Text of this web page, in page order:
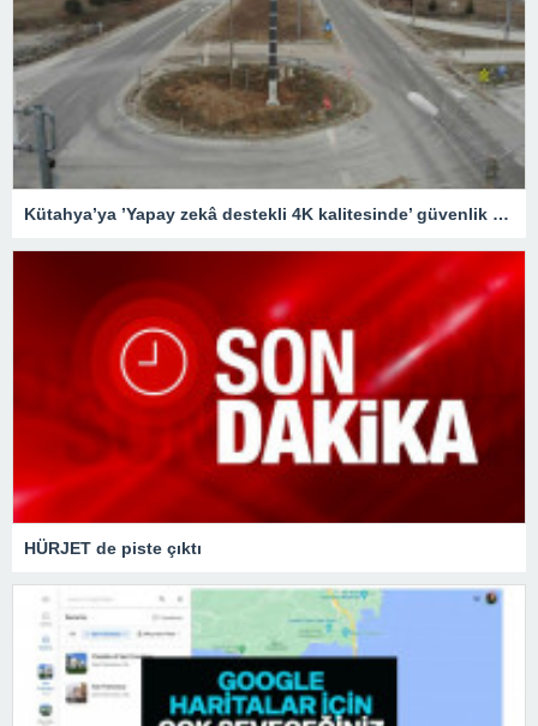
Kütahya’ya ’Yapay zekâ destekli 4K kalitesinde’ güvenlik kameraları
HÜRJET de piste çıktı